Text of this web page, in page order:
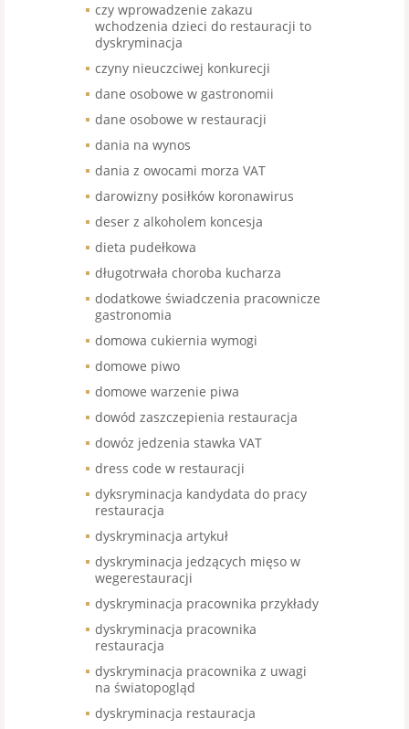
czy wprowadzenie zakazu
wchodzenia dzieci do restauracji to
dyskryminacja
czyny nieuczciwej konkurecji
dane osobowe w gastronomii
dane osobowe w restauracji
dania na wynos
dania z owocami morza VAT
darowizny posiłków koronawirus
deser z alkoholem koncesja
dieta pudełkowa
długotrwała choroba kucharza
dodatkowe świadczenia pracownicze
gastronomia
domowa cukiernia wymogi
domowe piwo
domowe warzenie piwa
dowód zaszczepienia restauracja
dowóz jedzenia stawka VAT
dress code w restauracji
dyksryminacja kandydata do pracy
restauracja
dyskryminacja artykuł
dyskryminacja jedzących mięso w
wegerestauracji
dyskryminacja pracownika przykłady
dyskryminacja pracownika
restauracja
dyskryminacja pracownika z uwagi
na światopogląd
dyskryminacja restauracja